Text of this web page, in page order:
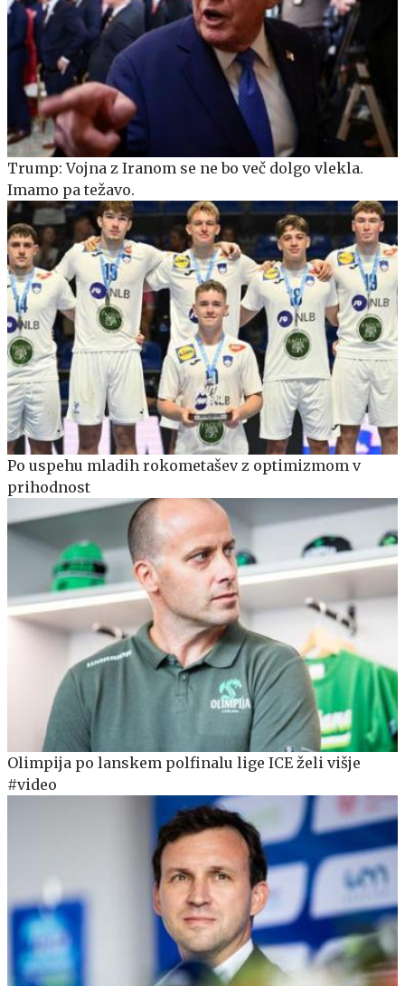
Trump: Vojna z Iranom se ne bo več dolgo vlekla.
Imamo pa težavo.
Po uspehu mladih rokometašev z optimizmom v
prihodnost
Olimpija po lanskem polfinalu lige ICE želi višje
#video